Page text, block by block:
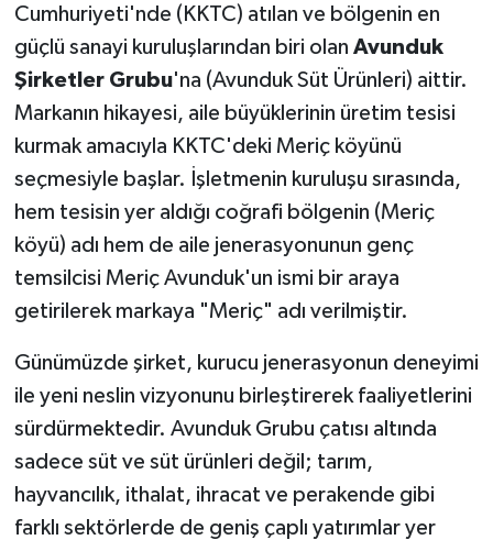
Cumhuriyeti'nde (KKTC) atılan ve bölgenin en
güçlü sanayi kuruluşlarından biri olan Avunduk
Şirketler Grubu'na (Avunduk Süt Ürünleri) aittir.
Markanın hikayesi, aile büyüklerinin üretim tesisi
kurmak amacıyla KKTC'deki Meriç köyünü
seçmesiyle başlar. İşletmenin kuruluşu sırasında,
hem tesisin yer aldığı coğrafi bölgenin (Meriç
köyü) adı hem de aile jenerasyonunun genç
temsilcisi Meriç Avunduk'un ismi bir araya
getirilerek markaya "Meriç" adı verilmiştir.
Günümüzde şirket, kurucu jenerasyonun deneyimi
ile yeni neslin vizyonunu birleştirerek faaliyetlerini
sürdürmektedir. Avunduk Grubu çatısı altında
sadece süt ve süt ürünleri değil; tarım,
hayvancılık, ithalat, ihracat ve perakende gibi
farklı sektörlerde de geniş çaplı yatırımlar yer